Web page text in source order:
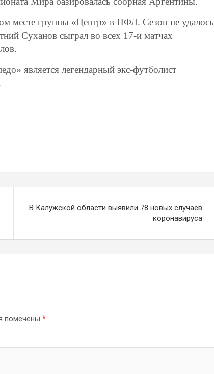
месте группы «Центр» в ПФЛ. Сезон не удалось
Суханов сыграл во всех 17-и матчах
является легендарный экс-футболист
В Калужской области выявили 78 новых случаев
коронавируса
помечены *